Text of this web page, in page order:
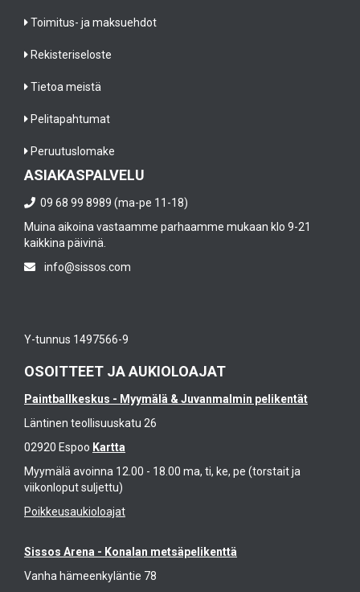
Toimitus- ja maksuehdot
Rekisteriseloste
Tietoa meistä
Pelitapahtumat
Peruutuslomake
ASIAKASPALVELU
09 68 99 8989 (ma-pe 11-18)
Muina aikoina vastaamme parhaamme mukaan klo 9-21
kaikkina päivinä.
info@sissos.com
Y-tunnus 1497566-9
OSOITTEET JA AUKIOLOAJAT
Paintballkeskus - Myymälä & Juvanmalmin pelikentät
Läntinen teollisuuskatu 26
02920 Espoo Kartta
Myymälä avoinna 12.00 - 18.00 ma, ti, ke, pe (torstait ja
viikonloput suljettu)
Poikkeusaukioloajat
Sissos Arena - Konalan metsäpelikenttä
Vanha hämeenkyläntie 78